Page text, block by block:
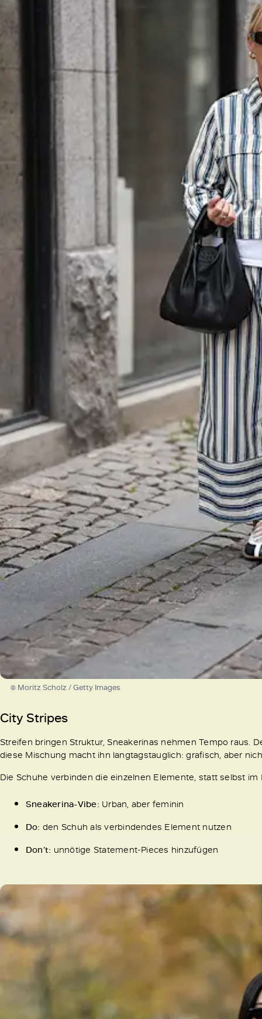
© Moritz Scholz / Getty Images
City Stripes
Streifen bringen Struktur, Sneakerinas nehmen Tempo raus.
diese Mischung macht ihn langtagstauglich: grafisch, aber
Die Schuhe verbinden die einzelnen Elemente, statt selbst
Sneakerina-Vibe: Urban, aber feminin
Do: den Schuh als verbindendes Element nutzen
Don’t: unnötige Statement-Pieces hinzufügen